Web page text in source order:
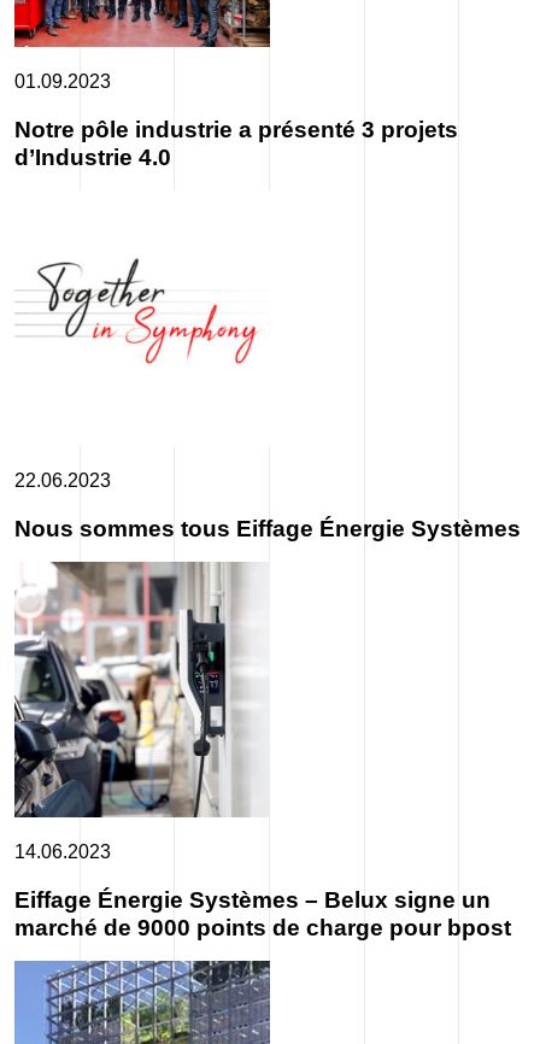
01.09.2023
Notre pôle industrie a présenté 3 projets
d’Industrie 4.0
22.06.2023
Nous sommes tous Eiffage Énergie Systèmes
14.06.2023
Eiffage Énergie Systèmes – Belux signe un
marché de 9000 points de charge pour bpost